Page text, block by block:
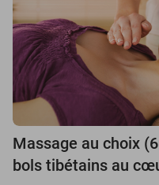
Massage au choix
bols tibétains au